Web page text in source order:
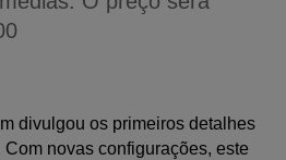
divulgou os primeiros detalhes
novas configurações, este